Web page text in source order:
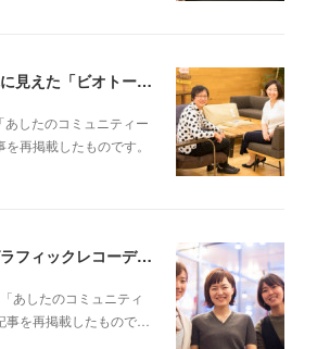
働き方を追求した先に見えた「ビオトープ」というチームのあり方──【対談】at WillWork藤本あゆみさん×GCBタムラカイさん（前編）
したのコミュニティー
再掲載したものです。
医療現場の難題をグラフィックレコーディングと対話で解決する!?──元気会横浜病院の取り組み（後編）【創造的関係性をつくりだす「グラフィックカタリスト」プロジェクト(4)】
あしたのコミュニティ
を再掲載したもので…